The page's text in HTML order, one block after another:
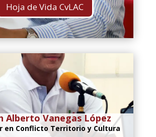
Hoja de Vida CvLAC
Alberto Vanegas López
en Conflicto Territorio y Cultura